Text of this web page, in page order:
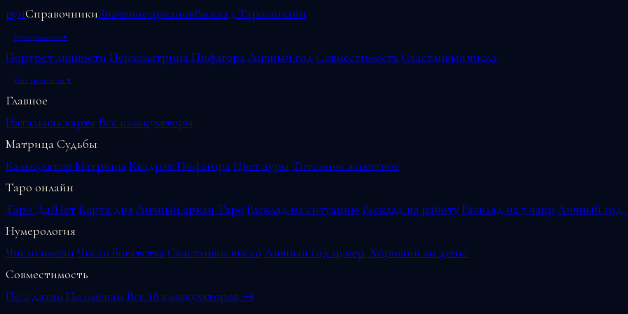
рунСправочникиЗначение аркановРасклад Таро онлайн
Нумерология▾
Портрет личности Психоматрица ПифагораЛичный год Совместимость Счастливые числа
Инструменты▾
Главное
Натальная карта Все калькуляторы
Матрица Судьбы
Калькулятор Матрицы Квадрат ПифагораЦвет ауры Тотемное животное
Таро онлайн
Таро Да/Нет Карта дня Личный аркан Таро Расклад на ситуацию Расклад на работуРасклад на 7 чакр Личный год
Нумерология
Число имени Число богатстваСчастливое число Личный год нумер. Хороший ли день?
Совместимость
По 2 датамПо именам Все 18 калькуляторов →